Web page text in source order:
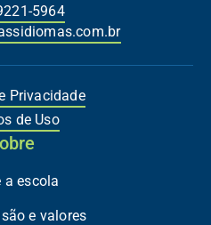
5964
Privacidade
de Uso
a escola
e valores